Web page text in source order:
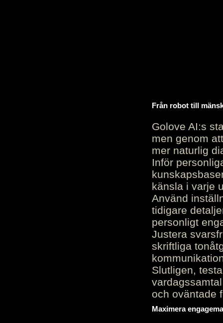
Från robot till
Golove AI:s
men genom
mer naturlig
Inför
känsla i varje
Använd
tidigare
personligt
Justera
skriftliga
Slutligen,
och oväntade
Maximera